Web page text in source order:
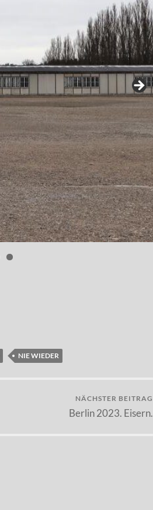
NIE WIEDER
NÄCHSTER BEITRAG
Berlin 2023. Eisern.